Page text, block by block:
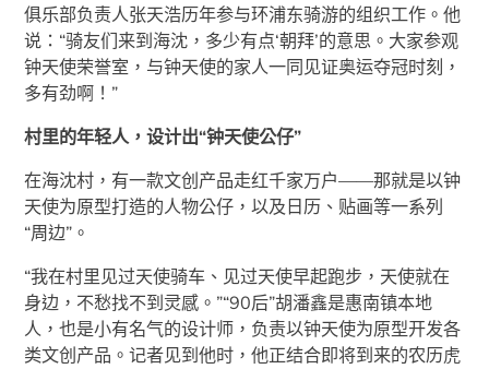
俱乐部负责人张天浩历年参与环浦东骑游的组织工作。他
说：“骑友们来到海沈，多少有点‘朝拜’的意思。大家参观
钟天使荣誉室，与钟天使的家人一同见证奥运夺冠时刻，
多有劲啊！”
村里的年轻人，设计出“钟天使公仔”
在海沈村，有一款文创产品走红千家万户——那就是以钟
天使为原型打造的人物公仔，以及日历、贴画等一系列
“周边”。
“我在村里见过天使骑车、见过天使早起跑步，天使就在
身边，不愁找不到灵感。”“90后”胡潘鑫是惠南镇本地
人，也是小有名气的设计师，负责以钟天使为原型开发各
类文创产品。记者见到他时，他正结合即将到来的农历虎